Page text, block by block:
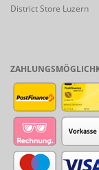
District Store Luzern